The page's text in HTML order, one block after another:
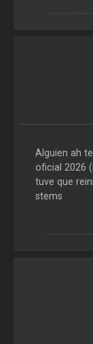
Alguien ah
oficial 2026
tuve que
stems